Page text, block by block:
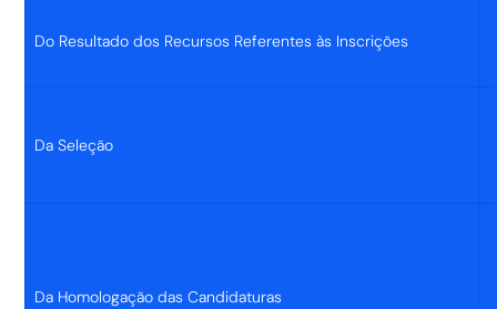
Do Resultado dos Recursos Referentes às Inscrições
Da Seleção
Da Homologação das Candidaturas